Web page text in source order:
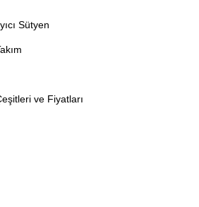
Sütyen
ve Fiyatları